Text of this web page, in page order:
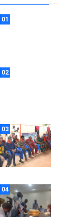
01
02
03
04